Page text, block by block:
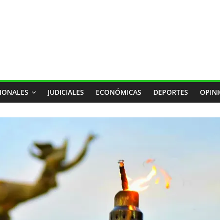
JUDICIALES ECONÓMICAS DEPORTES